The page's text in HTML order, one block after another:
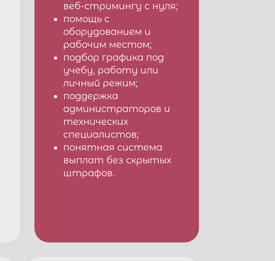
веб-стримингу с нуля;
помощь с
оборудованием и
рабочим местом;
подбор графика под
учебу, работу или
личный режим;
поддержка
администраторов и
технических
специалистов;
понятная система
выплат без скрытых
штрафов.